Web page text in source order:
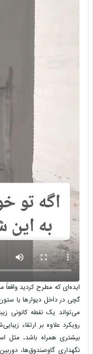
ایده‌ای که مطرح کردید واقعاً
گچی در داخل دیوارها یا
می‌تواند یک نقطه کانونی
رویکرد علاوه بر ارتقاء
بیشتری همراه باشد، مثل
نگهداری گاوصندوق‌ها،